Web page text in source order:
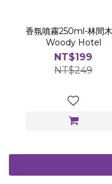
香氛噴霧250ml-林間
Woody Hotel
NT$199
NT$249